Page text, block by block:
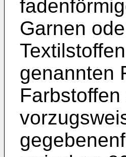
Garnen
genannten